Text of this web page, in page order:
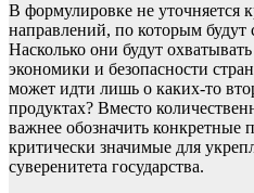
В формулировке не уточняется
направлений, по которым будут
Насколько они будут
экономики и безопасности
может идти лишь о каких-то
продуктах? Вместо
важнее обозначить конкретные
критически значимые для
суверенитета государства.